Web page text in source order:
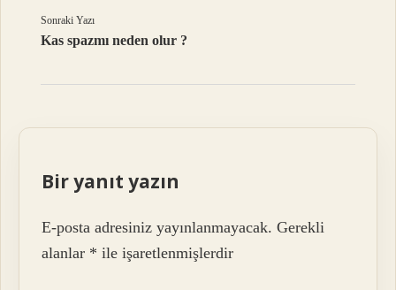
Sonraki Yazı
Kas spazmı neden olur ?
Bir yanıt yazın
E-posta adresiniz yayınlanmayacak. Gerekli
alanlar * ile işaretlenmişlerdir